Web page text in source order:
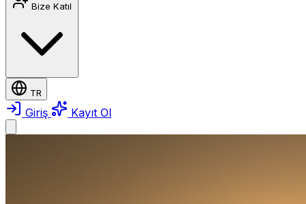
Bize Katıl
TR
Giriş Kayıt Ol